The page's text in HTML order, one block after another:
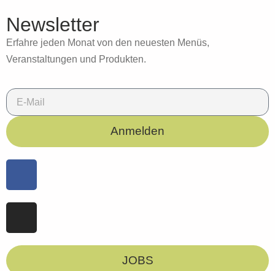
Newsletter
Erfahre jeden Monat von den neuesten Menüs,
Veranstaltungen und Produkten.
Anmelden
JOBS